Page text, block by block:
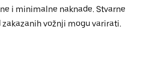
i minimalne naknade. Stvarne
vožnji mogu varirati.